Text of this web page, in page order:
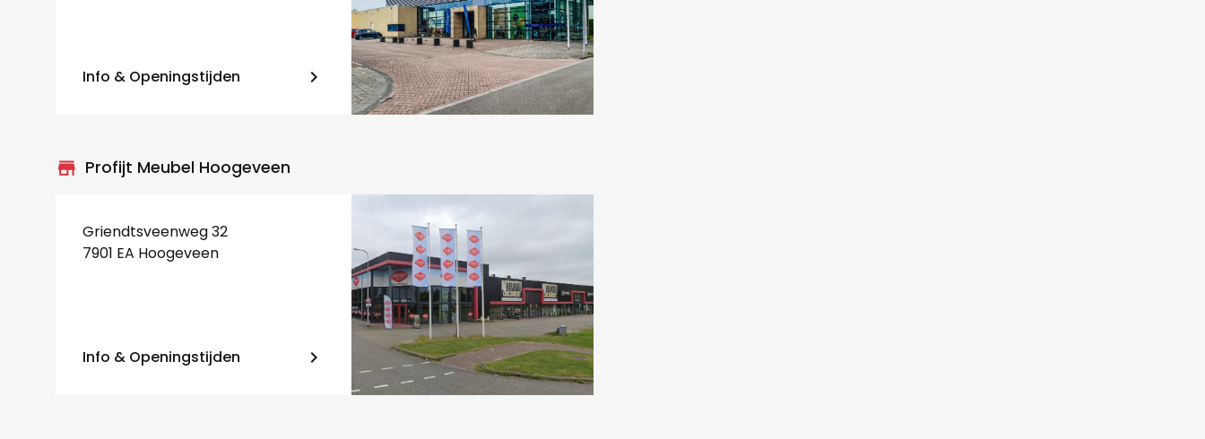
Info & Openingstijden keyboard_arrow_right
store_mall_directory Profijt Meubel Hoogeveen
Griendtsveenweg 32
7901 EA Hoogeveen
Info & Openingstijden keyboard_arrow_right